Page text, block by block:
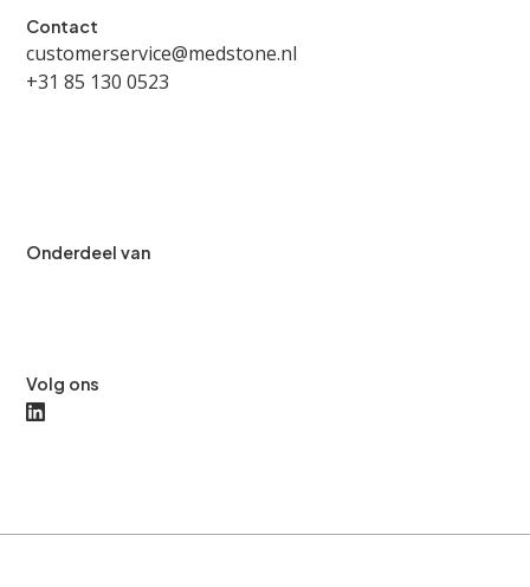
Contact
customerservice@medstone.nl
+31 85 130 0523
Onderdeel van
Volg ons